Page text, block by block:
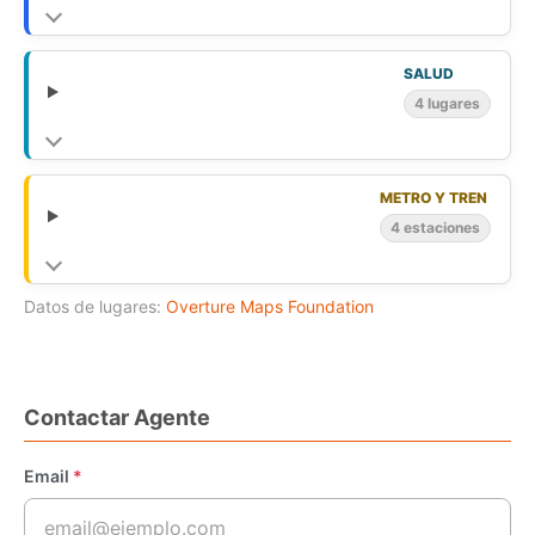
SALUD
4 lugares
METRO Y TREN
4 estaciones
Datos de lugares: Overture Maps Foundation
Contactar Agente
Email *